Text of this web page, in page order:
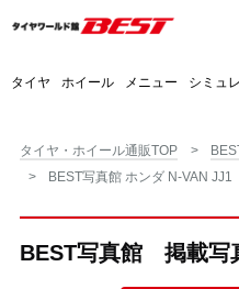
タイヤ ホイール メニュー シミュ
タイヤ・ホイール通販TOP
BEST写真館 ホンダ N-VAN JJ1
BEST写真館 掲載写